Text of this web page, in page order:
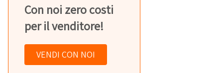
Con noi zero costi
per il venditore!
VENDI CON NOI